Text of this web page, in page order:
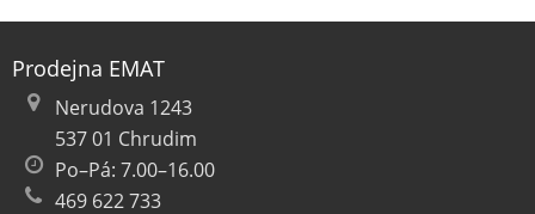
Prodejna EMAT
Nerudova 1243
537 01 Chrudim
Po–Pá: 7.00–16.00
469 622 733